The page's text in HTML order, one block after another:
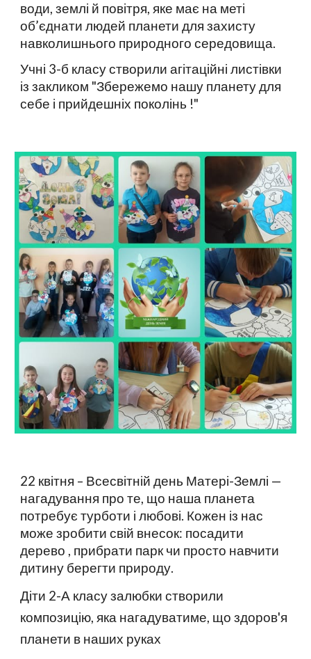
води, землі й повітря, яке має на меті
об’єднати людей планети для захисту
навколишнього природного середовища.
Учні 3-б класу створили агітаційні листівки
із закликом "Збережемо нашу планету для
себе і прийдешніх поколінь !"
22 квітня – Всесвітній день Матері-Землі —
нагадування про те, що наша планета
потребує турботи і любові. Кожен із нас
може зробити свій внесок: посадити
дерево , прибрати парк чи просто навчити
дитину берегти природу.
Діти 2-А класу залюбки створили
композицію, яка нагадуватиме, що здоров'я
планети в наших руках